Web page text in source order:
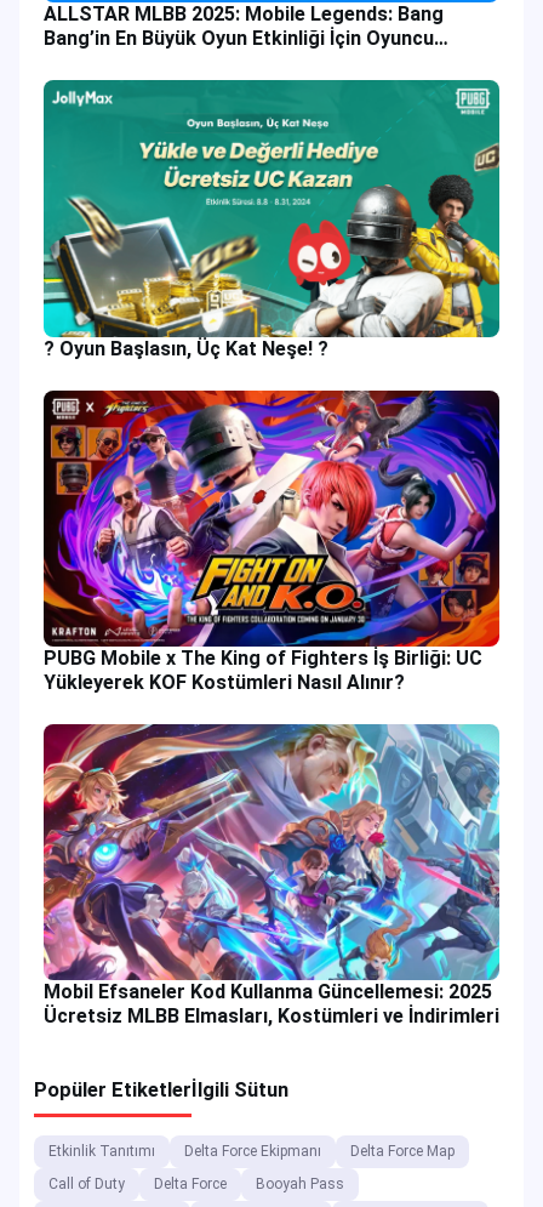
ALLSTAR MLBB 2025: Mobile Legends: Bang
Bang’in En Büyük Oyun Etkinliği İçin Oyuncu
? Oyun Başlasın, Üç Kat Neşe! ?
PUBG Mobile x The King of Fighters İş Birliği: UC
Yükleyerek KOF Kostümleri Nasıl Alınır?
Mobil Efsaneler Kod Kullanma Güncellemesi: 2025
Ücretsiz MLBB Elmasları, Kostümleri ve İndirimleri
Popüler Etiketler İlgili Sütun
Etkinlik Tanıtımı Delta Force Ekipmanı
Delta Force Map
Call of Duty
Delta Force Booyah Pass